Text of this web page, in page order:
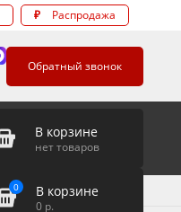
₽ Распродажа
Обратный звонок
В корзине
нет товаров
0 В корзине
0 р.